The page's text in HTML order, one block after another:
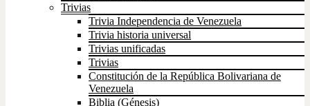
Trivias
Trivia Independencia de Venezuela
Trivia historia universal
Trivias unificadas
Trivias
Constitución de la República Bolivariana de
Venezuela
Biblia (Génesis)